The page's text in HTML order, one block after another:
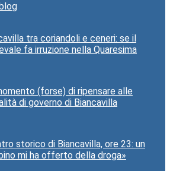
tra coriandoli e ceneri: se il
fa irruzione nella Quaresima
(forse) di ripensare alle
di governo di Biancavilla
storico di Biancavilla, ore 23: un
mi ha offerto della droga»